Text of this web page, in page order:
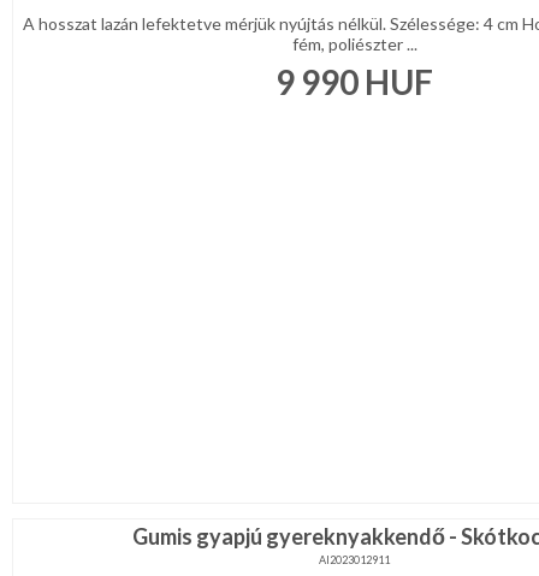
A hosszat lazán lefektetve mérjük nyújtás nélkül. Szélessége: 4 cm
fém, poliészter ...
9 990 HUF
Gumis gyapjú gyereknyakkendő -
AI2023012911